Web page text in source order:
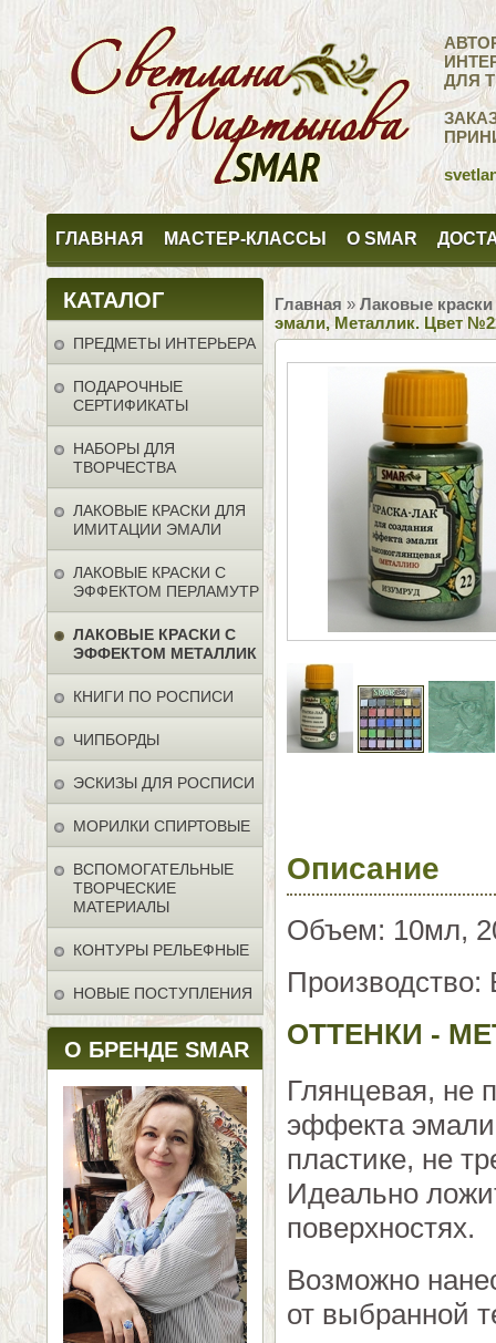
ДЛЯ
ГЛАВНАЯ МАСТЕР-КЛАССЫ О SMAR
КАТАЛОГ
ПРЕДМЕТЫ ИНТЕРЬЕРА
ПОДАРОЧНЫЕ
СЕРТИФИКАТЫ
НАБОРЫ ДЛЯ
ТВОРЧЕСТВА
ЛАКОВЫЕ КРАСКИ ДЛЯ
ИМИТАЦИИ ЭМАЛИ
ЛАКОВЫЕ КРАСКИ С
ЭФФЕКТОМ ПЕРЛАМУТР
ЛАКОВЫЕ КРАСКИ С
ЭФФЕКТОМ МЕТАЛЛИК
КНИГИ ПО РОСПИСИ
ЧИПБОРДЫ
ЭСКИЗЫ ДЛЯ РОСПИСИ
МОРИЛКИ СПИРТОВЫЕ
ВСПОМОГАТЕЛЬНЫЕ
ТВОРЧЕСКИЕ
МАТЕРИАЛЫ
КОНТУРЫ РЕЛЬЕФНЫЕ
НОВЫЕ ПОСТУПЛЕНИЯ
О БРЕНДЕ SMAR
Главная » Лаковые
эмали, Металлик. Цвет
Описание
Объем: 10мл,
Производство:
ОТТЕНКИ -
Глянцевая, не
эффекта эмали
пластике, не
Идеально
поверхностях.
Возможно
от выбранной